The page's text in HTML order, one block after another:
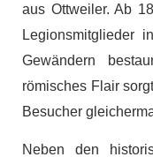
aus Ottweiler. Ab
Legionsmitglieder
Gewändern
römisches Flair
Besucher
Neben den